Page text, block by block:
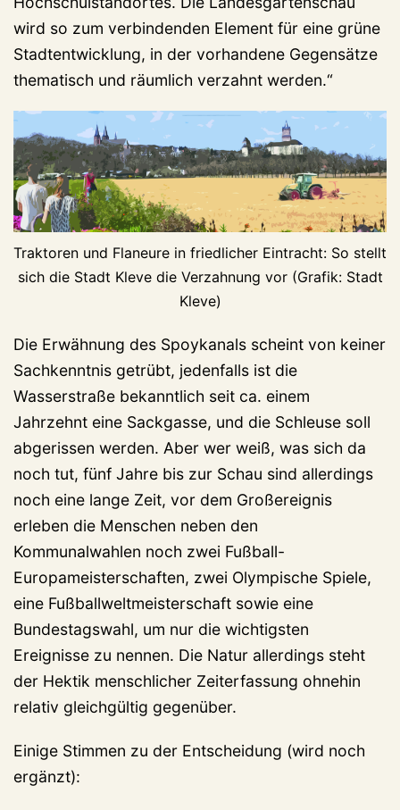
wird so zum verbindenden Element für eine grüne
Stadtentwicklung, in der vorhandene Gegensätze
thematisch und räumlich verzahnt werden.“
Traktoren und Flaneure in friedlicher Eintracht: So stellt
sich die Stadt Kleve die Verzahnung vor (Grafik: Stadt
Kleve)
Die Erwähnung des Spoykanals scheint von keiner
Sachkenntnis getrübt, jedenfalls ist die
Wasserstraße bekanntlich seit ca. einem
Jahrzehnt eine Sackgasse, und die Schleuse soll
abgerissen werden. Aber wer weiß, was sich da
noch tut, fünf Jahre bis zur Schau sind allerdings
noch eine lange Zeit, vor dem Großereignis
erleben die Menschen neben den
Kommunalwahlen noch zwei Fußball-
Europameisterschaften, zwei Olympische Spiele,
eine Fußballweltmeisterschaft sowie eine
Bundestagswahl, um nur die wichtigsten
Ereignisse zu nennen. Die Natur allerdings steht
der Hektik menschlicher Zeiterfassung ohnehin
relativ gleichgültig gegenüber.
Einige Stimmen zu der Entscheidung (wird noch
ergänzt):